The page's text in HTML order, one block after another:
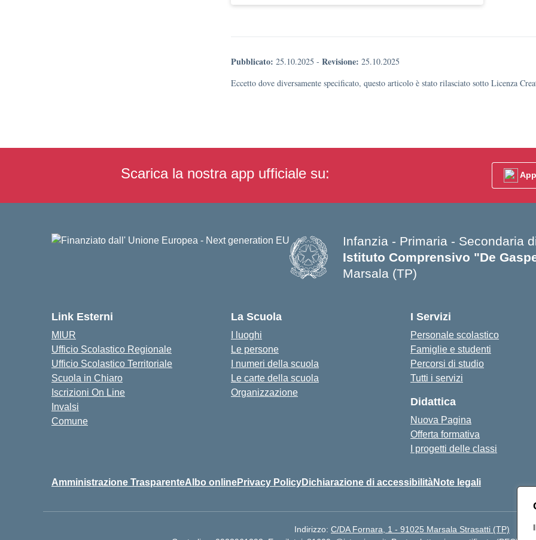
Pubblicato: 25.10.2025 - Revisione: 25.10.2025
Eccetto dove diversamente specificato, questo articolo è stato rilasciato sotto Licenza
Scarica la nostra app ufficiale su:
Infanzia - Primaria - Secondaria
Istituto Comprensivo "De
Marsala (TP)
Link Esterni
MIUR
Ufficio Scolastico Regionale
Ufficio Scolastico Territoriale
Scuola in Chiaro
Iscrizioni On Line
Invalsi
Comune
La Scuola
I luoghi
Le persone
I numeri della scuola
Le carte della scuola
Organizzazione
I Servizi
Personale scolastico
Famiglie e studenti
Percorsi di studio
Tutti i servizi
Didattica
Nuova Pagina
Offerta formativa
I progetti delle classi
Amministrazione TrasparenteAlbo onlinePrivacy PolicyDichiarazione di accessibilitàNote legali
Indirizzo: C/DA Fornara, 1 - 91025 Marsala Strasatti (TP)